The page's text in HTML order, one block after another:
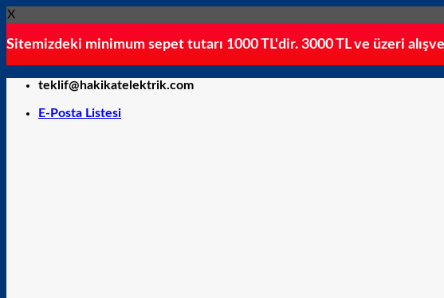
X
Sitemizdeki minimum sepet tutarı 1000 TL'dir. 3000 TL ve üzeri
teklif@hakikatelektrik.com
E-Posta Listesi